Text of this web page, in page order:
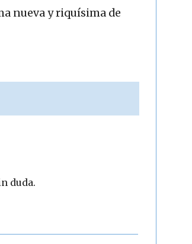
nueva y riquísima de
duda.